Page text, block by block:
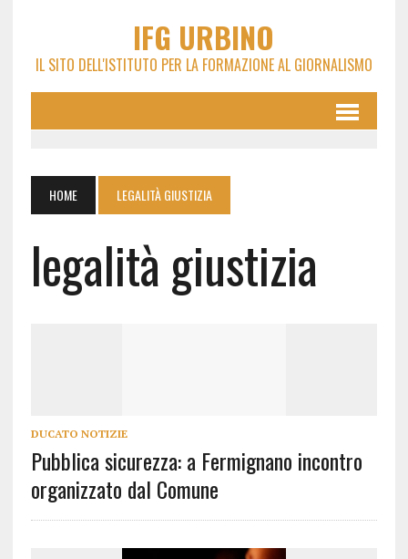
IFG URBINO
IL SITO DELL'ISTITUTO PER LA FORMAZIONE AL GIORNALISMO
HOME LEGALITÀ GIUSTIZIA
legalità giustizia
DUCATO NOTIZIE
Pubblica sicurezza: a Fermignano incontro
organizzato dal Comune